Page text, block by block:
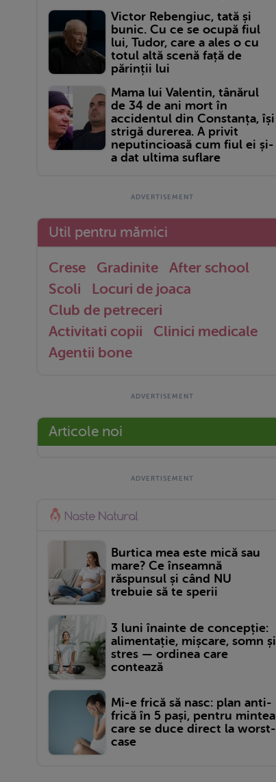
Victor Rebengiuc, tată și
bunic. Cu ce se ocupă fiul
lui, Tudor, care a ales o cu
totul altă scenă față de
părinții lui
Mama lui Valentin, tânărul
de 34 de ani mort în
accidentul din Constanța, își
strigă durerea. A privit
neputincioasă cum fiul ei și-
a dat ultima suflare
Util pentru mămici
Crese Gradinite
After school
Scoli
Locuri de joaca
Club de petreceri
Activitati copii
Clinici medicale
Agentii bone
Articole noi
Burtica mea este mică sau
mare? Ce înseamnă
răspunsul și când NU
trebuie să te sperii
3 luni înainte de concepție:
alimentație, mișcare, somn și
stres — ordinea care
contează
Mi-e frică să nasc: plan anti-
frică în 5 pași, pentru mintea
care se duce direct la worst-
case